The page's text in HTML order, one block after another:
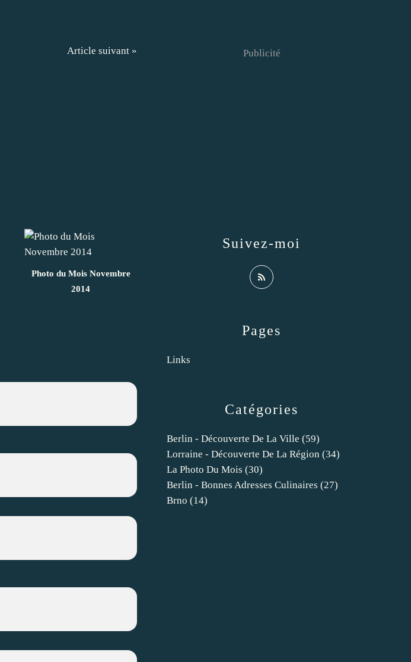
Article suivant »
Photo du Mois Novembre
2014
Catégories
Berlin - Découverte De La Ville (59)
Lorraine - Découverte De La Région (34)
La Photo Du Mois (30)
Berlin - Bonnes Adresses Culinaires (27)
Brno (14)
Pages
Links
Suivez-moi
Publicité